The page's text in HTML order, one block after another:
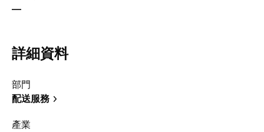
—
詳細資料
部門
配送服務
產業